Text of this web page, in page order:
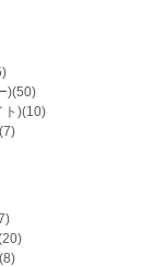
)(50)
ト)(10)